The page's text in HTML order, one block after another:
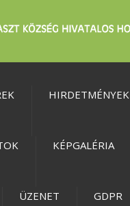
HIRDETMÉNYEK
KÉPGALÉRIA
ÜZENET GDPR